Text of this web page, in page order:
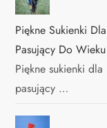
Piękne Sukienki
Pasujący Do Wieku
Piękne sukienki
pasujący …